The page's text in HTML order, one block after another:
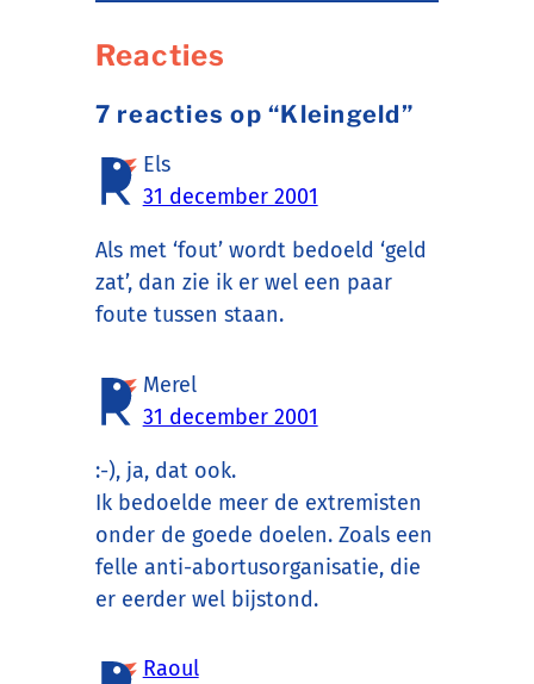
Reacties
7 reacties op “Kleingeld”
Els
31 december 2001
Als met ‘fout’ wordt bedoeld ‘geld
zat’, dan zie ik er wel een paar
foute tussen staan.
Merel
31 december 2001
:-), ja, dat ook.
Ik bedoelde meer de extremisten
onder de goede doelen. Zoals een
felle anti-abortusorganisatie, die
er eerder wel bijstond.
Raoul